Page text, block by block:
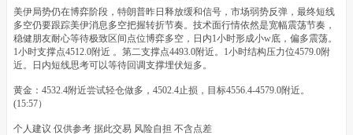
美伊局势仍在博弈阶段，特朗普昨日释放缓和信号，市场弱势反弹，最终短线
多空仍要跟踪美伊消息多空把握转折节奏。技术面行情依然是宽幅震荡节奏，
稳健朋友耐心等待极致区间点位博弈多空，日内1小时形成小w底，偏多震荡。
1小时支撑点4512.0附近 。第二支撑点4493.0附近。1小时结构压力位4579.0附
近。日内短线思考可以等待回调支撑埋伏短多。
黄金：4532.4附近尝试轻仓做多，4502.4止损，目标4556.4-4579.0附近。
(15:57）
个人建议 仅供参考 据此交易 风险自担 不含点差